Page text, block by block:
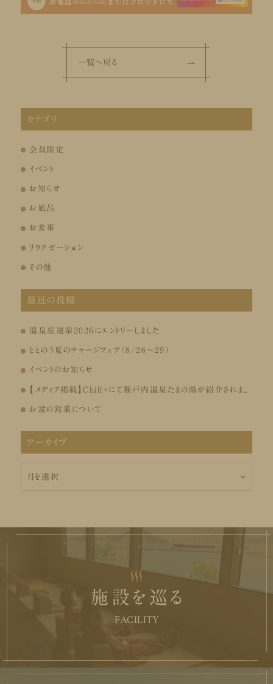
一覧へ戻る
カテゴリ
会員限定
イベント
お知らせ
お風呂
お食事
リラクゼーション
その他
最近の投稿
温泉総選挙2026にエントリーしました
ととのう夏のチャージフェア（8/26～29）
イベントのお知らせ
お盆の営業について
アーカイブ
ー
施設を巡る
FACILITY